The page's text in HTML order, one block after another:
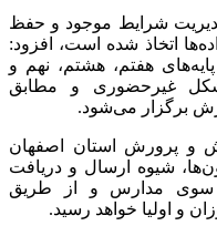
شرایط موجود و حفظ
اتخاذ شده است، افزود:
هفتم، هشتم، نهم و
غیرحضوری و مطابق
برگزار می‌شود.
و پرورش استان اصفهان
شیوه ارسال و دریافت
سوی مدارس و از طریق
و اولیا خواهد رسید.